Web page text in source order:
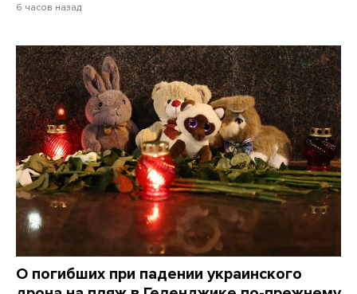
6 часов назад
О погибших при падении украинского